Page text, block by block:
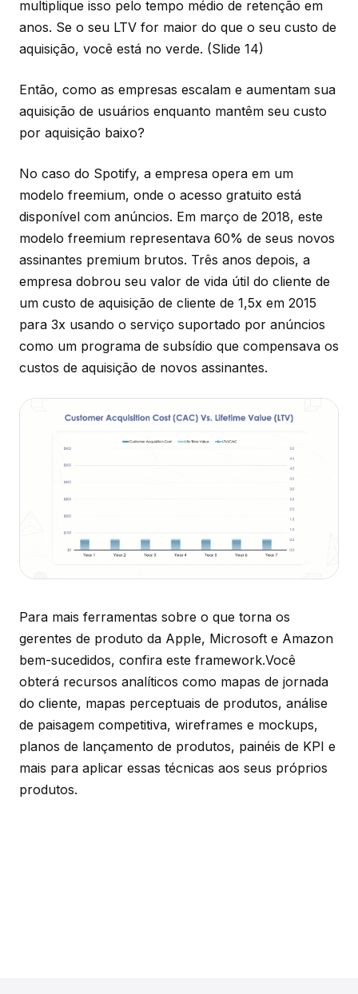
multiplique isso pelo tempo médio de retenção em
anos. Se o seu LTV for maior do que o seu custo de
aquisição, você está no verde. (Slide 14)
Então, como as empresas escalam e aumentam sua
aquisição de usuários enquanto mantêm seu custo
por aquisição baixo?
No caso do Spotify, a empresa opera em um
modelo freemium, onde o acesso gratuito está
disponível com anúncios. Em março de 2018, este
modelo freemium representava 60% de seus novos
assinantes premium brutos. Três anos depois, a
empresa dobrou seu valor de vida útil do cliente de
um custo de aquisição de cliente de 1,5x em 2015
para 3x usando o serviço suportado por anúncios
como um programa de subsídio que compensava os
custos de aquisição de novos assinantes.
Para mais ferramentas sobre o que torna os
gerentes de produto da Apple, Microsoft e Amazon
bem-sucedidos, confira este framework.Você
obterá recursos analíticos como mapas de jornada
do cliente, mapas perceptuais de produtos, análise
de paisagem competitiva, wireframes e mockups,
planos de lançamento de produtos, painéis de KPI e
mais para aplicar essas técnicas aos seus próprios
produtos.